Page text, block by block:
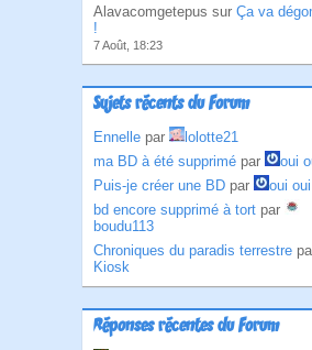
Alavacomgetepus sur Ça va
!
7 Août, 18:23
Sujets récents du Forum
Ennelle par
lolotte21
ma BD à été supprimé par
oui
Puis-je créer une BD par
oui oui
bd encore supprimé à tort par
boudu113
Chroniques du paradis terrestre
Kiosk
Réponses récentes du Forum